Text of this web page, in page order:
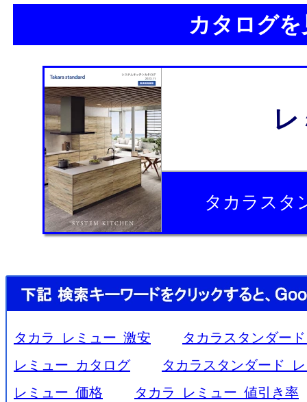
カタログ
タカラスタ
タカラ レミュー 激安
タカラスタンダー
レミュー カタログ
タカラスタンダード
レミュー 価格
タカラ レミュー 値引き率